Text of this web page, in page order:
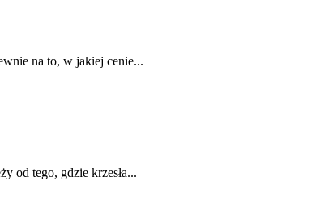
na to, w jakiej cenie...
od tego, gdzie krzesła...